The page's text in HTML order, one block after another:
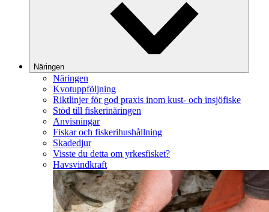
Näringen
Näringen
Kvotuppföljning
Riktlinjer för god praxis inom kust- och insjöfiske
Stöd till fiskerinäringen
Anvisningar
Fiskar och fiskerihushållning
Skadedjur
Visste du detta om yrkesfisket?
Havsvindkraft